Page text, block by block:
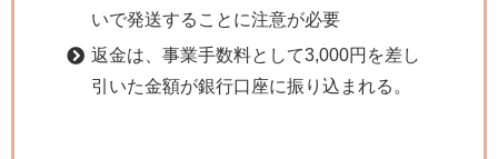
いで発送することに注意が必要
返金は、事業手数料として3,000円を差し
引いた金額が銀行口座に振り込まれる。